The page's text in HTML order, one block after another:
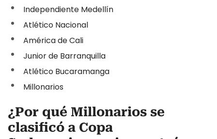
Independiente Medellín
Atlético Nacional
América de Cali
Junior de Barranquilla
Atlético Bucaramanga
Millonarios
¿Por qué Millonarios se
clasificó a Copa